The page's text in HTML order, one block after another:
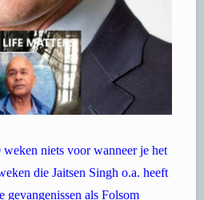
niets voor wanneer je het
die Jaitsen Singh o.a. heeft
gevangenissen als Folsom